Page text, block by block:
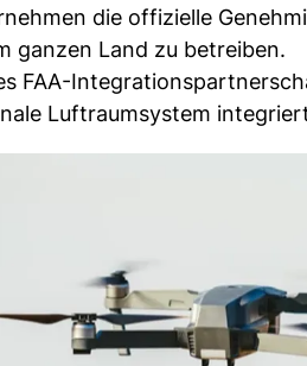
die offizielle
ganzen Land zu betreiben.
FAA-
Luftraumsystem